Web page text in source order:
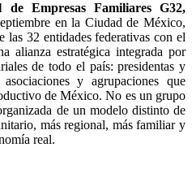
de Empresas Familiares G32,
en la Ciudad de México,
las 32 entidades federativas con el
alianza estratégica integrada por
de todo el país: presidentas y
y agrupaciones que
de México. No es un grupo
de un modelo distinto de
más regional, más familiar y
real.